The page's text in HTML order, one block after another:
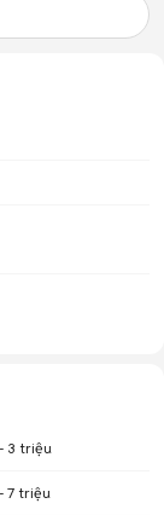
3 triệu
7 triệu